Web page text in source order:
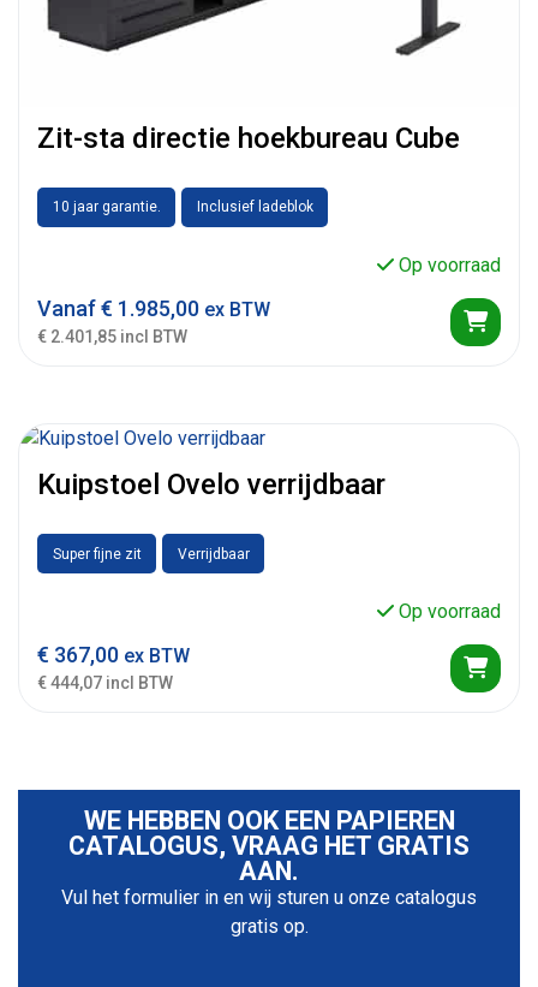
Zit-sta directie hoekbureau Cube
10 jaar garantie. Inclusief ladeblok
Op voorraad
Vanaf€ 1.985,00 ex BTW
€ 2.401,85 incl BTW
Kuipstoel Ovelo verrijdbaar
Super fijne zit Verrijdbaar
Op voorraad
€ 367,00 ex BTW
€ 444,07 incl BTW
WE HEBBEN OOK EEN PAPIEREN
CATALOGUS, VRAAG HET GRATIS
AAN.
Vul het formulier in en wij sturen u onze catalogus
gratis op.